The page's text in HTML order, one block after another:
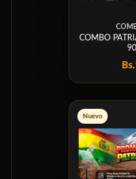
COMBO
Bs.
Nuevo